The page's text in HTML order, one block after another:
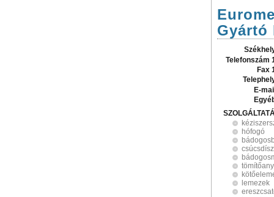
Gyártó
Telefonszám
Fax
E-
hófogó
lemezek